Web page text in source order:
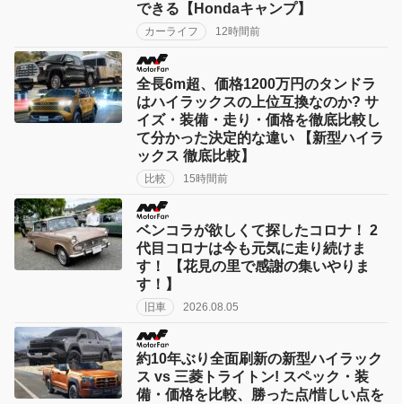
できる【Hondaキャンプ】
カーライフ 12時間前
全長6m超、価格1200万円のタンドラ
はハイラックスの上位互換なのか? サ
イズ・装備・走り・価格を徹底比較し
て分かった決定的な違い 【新型ハイラ
ックス 徹底比較】
比較 15時間前
ベンコラが欲しくて探したコロナ！ 2
代目コロナは今も元気に走り続けま
す！ 【花見の里で感謝の集いやりま
す！】
旧車 2026.08.05
約10年ぶり全面刷新の新型ハイラック
ス vs 三菱トライトン! スペック・装
備・価格を比較、勝った点/惜しい点を